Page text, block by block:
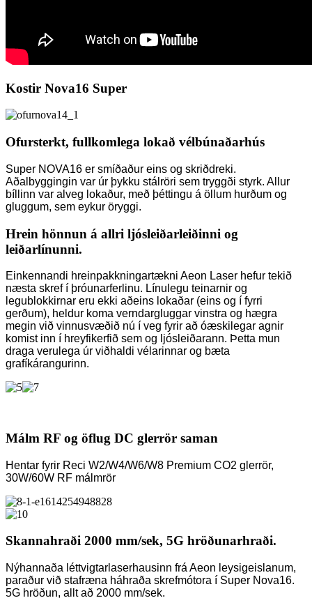
Kostir Nova16 Super
Ofursterkt, fullkomlega lokað vélbúnaðarhús
Super NOVA16 er smíðaður eins og skriðdreki.
Aðalbyggingin var úr þykku stálröri sem tryggði styrk. Allur
bíllinn var alveg lokaður, með þéttingu á öllum hurðum og
gluggum, sem eykur öryggi.
Hrein hönnun á allri ljósleiðarleiðinni og
leiðarlínunni.
Einkennandi hreinpakkningartækni Aeon Laser hefur tekið
næsta skref í þróunarferlinu. Línulegu teinarnir og
legublokkirnar eru ekki aðeins lokaðar (eins og í fyrri
gerðum), heldur koma verndargluggar vinstra og hægra
megin við vinnusvæðið nú í veg fyrir að óæskilegar agnir
komist inn í hreyfikerfið sem og ljósleiðarann. Þetta mun
draga verulega úr viðhaldi vélarinnar og bæta
grafíkárangurinn.
Málm RF og öflug DC glerrör saman
Hentar fyrir Reci W2/W4/W6/W8 Premium CO2 glerrör,
30W/60W RF málmrör
Skannahraði 2000 mm/sek, 5G hröðunarhraði.
Nýhannaða léttvigtarlaserhausinn frá Aeon leysigeislanum,
paraður við stafræna háhraða skrefmótora í Super Nova16.
5G hröðun, allt að 2000 mm/sek.